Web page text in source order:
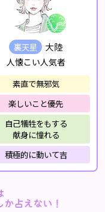
裏天星 大陸
人懐こい人気者
素直で無邪気
楽しいこと優先
自己犠牲をもする
献身に憧れる
積極的に動いて吉
占えない！